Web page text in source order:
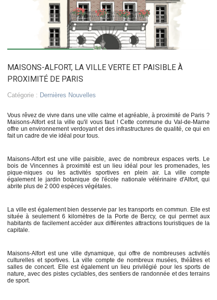
MAISONS-ALFORT, LA VILLE VERTE ET PAISIBLE À
PROXIMITÉ DE PARIS
Catégorie : Dernières Nouvelles
Vous rêvez de vivre dans une ville calme et agréable, à proximité de Paris ?
Maisons-Alfort est la ville qu'il vous faut ! Cette commune du Val-de-Marne
offre un environnement verdoyant et des infrastructures de qualité, ce qui en
fait un cadre de vie idéal pour tous.
Maisons-Alfort est une ville paisible, avec de nombreux espaces verts. Le
bois de Vincennes à proximité est un lieu idéal pour les promenades, les
pique-niques ou les activités sportives en plein air. La ville compte
également le jardin botanique de l'école nationale vétérinaire d'Alfort, qui
abrite plus de 2 000 espèces végétales.
La ville est également bien desservie par les transports en commun. Elle est
située à seulement 6 kilomètres de la Porte de Bercy, ce qui permet aux
habitants de facilement accéder aux différentes attractions touristiques de la
capitale.
Maisons-Alfort est une ville dynamique, qui offre de nombreuses activités
culturelles et sportives. La ville compte de nombreux musées, théâtres et
salles de concert. Elle est également un lieu privilégié pour les sports de
nature, avec des pistes cyclables, des sentiers de randonnée et des terrains
de sport.